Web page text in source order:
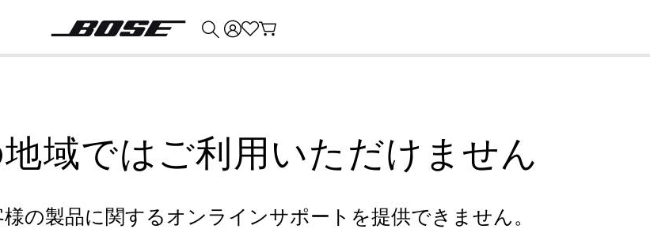
域ではご利用いただけません
の製品に関するオンラインサポートを提供できません。